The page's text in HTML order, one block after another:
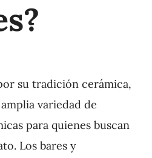
su tradición cerámica,
variedad de
para quienes buscan
Los bares y